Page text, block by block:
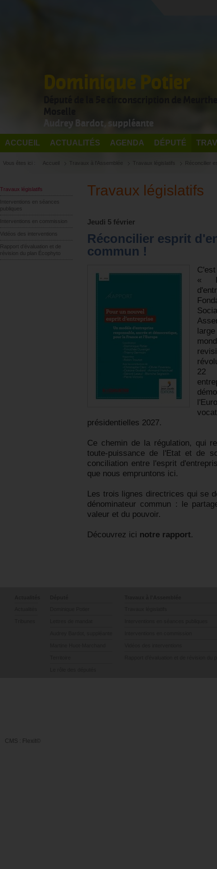
Dominique Potier
Audrey Bardot, suppléante
ACCUEIL ACTUALITÉS AGENDA DÉPUTÉ
Vous êtes ici : Accueil Travaux à l'Assemblée Travaux législatifs Réconcilier
Travaux législatifs
Interventions en séances
publiques
Interventions en commission
Vidéos des interventions
Rapport d’évaluation et de
révision du plan Écophyto
Travaux législatifs
Jeudi 5 février
Réconcilier esprit
commun !
«
22
présidentielles 2027.
Ce chemin de la régulation, qui
toute-puissance de l'Etat et de
conciliation entre l'esprit
que nous empruntons ici.
Les trois lignes directrices qui se
dénominateur commun : le
valeur et du pouvoir.
Découvrez ici notre rapport.
CMS : Flexit©